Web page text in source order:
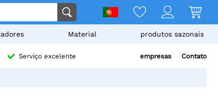
Material produtos sazonais
Serviço excelente empresas Contato